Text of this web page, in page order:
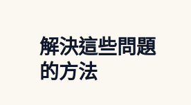
解決這些問題
的方法